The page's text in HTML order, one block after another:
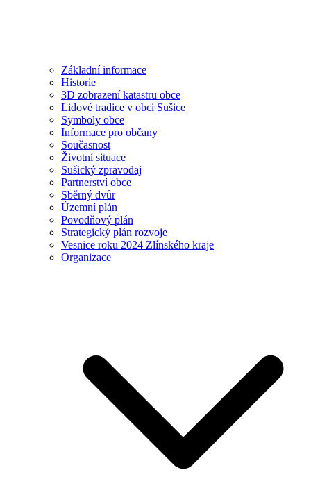
Základní informace
Historie
3D zobrazení katastru obce
Lidové tradice v obci Sušice
Symboly obce
Informace pro občany
Současnost
Životní situace
Sušický zpravodaj
Partnerství obce
Sběrný dvůr
Územní plán
Povodňový plán
Strategický plán rozvoje
Vesnice roku 2024 Zlínského kraje
Organizace